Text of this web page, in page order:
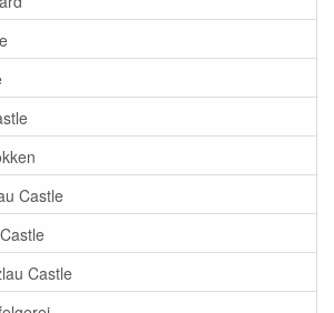
Castle
Castle